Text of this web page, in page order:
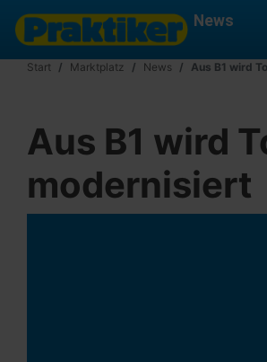
News
Start Marktplatz News Aus B1 wird
Aus B1 wird
modernisiert